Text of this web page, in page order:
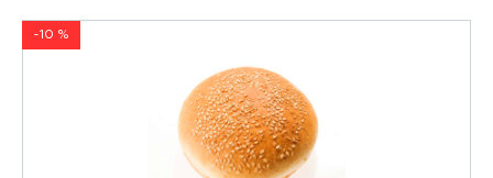
-10 %